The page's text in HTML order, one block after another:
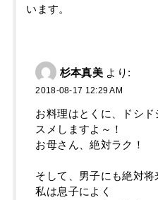
います。
杉本真美 より:
2018-08-17 12:29 AM
お料理はとくに、ドシ
スメしますよ～！
お母さん、絶対ラク！
そして、男子にも絶対将
私は息子によく